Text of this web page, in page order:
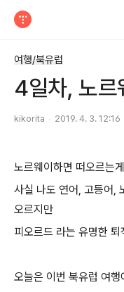
여행/북유럽
4일차, 노르
kikorita 2019. 4. 3. 12:16
노르웨이하면 떠오르는
사실 나도 연어, 고등어,
오르지만
피오르드 라는 유명한 퇴
오늘은 이번 북유럽 여